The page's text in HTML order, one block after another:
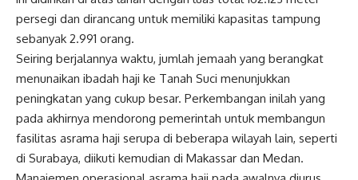
persegi dan dirancang untuk memiliki kapasitas tampung
sebanyak 2.991 orang.
Seiring berjalannya waktu, jumlah jemaah yang berangkat
menunaikan ibadah haji ke Tanah Suci menunjukkan
peningkatan yang cukup besar. Perkembangan inilah yang
pada akhirnya mendorong pemerintah untuk membangun
fasilitas asrama haji serupa di beberapa wilayah lain, seperti
di Surabaya, diikuti kemudian di Makassar dan Medan.